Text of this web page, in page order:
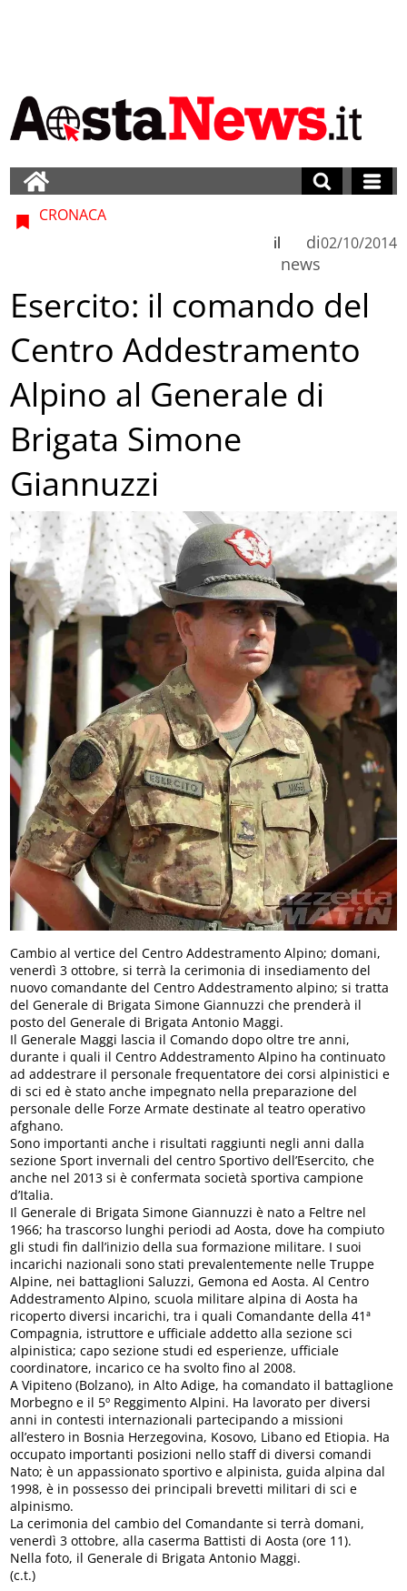
CRONACA
di
news
il 02/10/2014
Esercito: il comando del
Centro Addestramento
Alpino al Generale di
Brigata Simone
Giannuzzi
Cambio al vertice del Centro Addestramento Alpino; domani,
venerdì 3 ottobre, si terrà la cerimonia di insediamento del
nuovo comandante del Centro Addestramento alpino; si tratta
del Generale di Brigata Simone Giannuzzi che prenderà il
posto del Generale di Brigata Antonio Maggi.
Il Generale Maggi lascia il Comando dopo oltre tre anni,
durante i quali il Centro Addestramento Alpino ha continuato
ad addestrare il personale frequentatore dei corsi alpinistici e
di sci ed è stato anche impegnato nella preparazione del
personale delle Forze Armate destinate al teatro operativo
afghano.
Sono importanti anche i risultati raggiunti negli anni dalla
sezione Sport invernali del centro Sportivo dell’Esercito, che
anche nel 2013 si è confermata società sportiva campione
d’Italia.
Il Generale di Brigata Simone Giannuzzi è nato a Feltre nel
1966; ha trascorso lunghi periodi ad Aosta, dove ha compiuto
gli studi fin dall’inizio della sua formazione militare. I suoi
incarichi nazionali sono stati prevalentemente nelle Truppe
Alpine, nei battaglioni Saluzzi, Gemona ed Aosta. Al Centro
Addestramento Alpino, scuola militare alpina di Aosta ha
ricoperto diversi incarichi, tra i quali Comandante della 41ª
Compagnia, istruttore e ufficiale addetto alla sezione sci
alpinistica; capo sezione studi ed esperienze, ufficiale
coordinatore, incarico ce ha svolto fino al 2008.
A Vipiteno (Bolzano), in Alto Adige, ha comandato il battaglione
Morbegno e il 5º Reggimento Alpini. Ha lavorato per diversi
anni in contesti internazionali partecipando a missioni
all’estero in Bosnia Herzegovina, Kosovo, Libano ed Etiopia. Ha
occupato importanti posizioni nello staff di diversi comandi
Nato; è un appassionato sportivo e alpinista, guida alpina dal
1998, è in possesso dei principali brevetti militari di sci e
alpinismo.
La cerimonia del cambio del Comandante si terrà domani,
venerdì 3 ottobre, alla caserma Battisti di Aosta (ore 11).
Nella foto, il Generale di Brigata Antonio Maggi.
(c.t.)